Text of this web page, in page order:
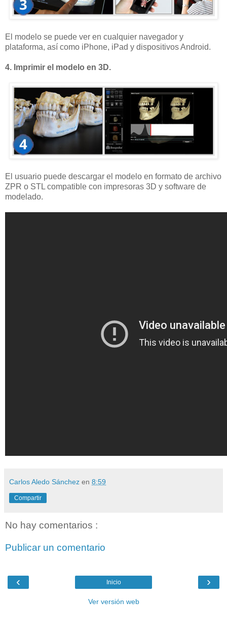
El modelo se puede ver en cualquier navegador y
plataforma, así como iPhone, iPad y dispositivos Android.
4. Imprimir el modelo en 3D.
El usuario puede descargar el modelo en formato de archivo
ZPR o STL compatible con impresoras 3D y software de
modelado.
Carlos Aledo Sánchez en 8:59
Compartir
No hay comentarios :
Publicar un comentario
‹ ›
Inicio
Ver versión web